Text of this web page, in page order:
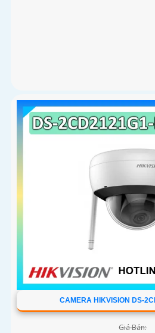
CAMERA HIKVISION DS-
Giá Bán: